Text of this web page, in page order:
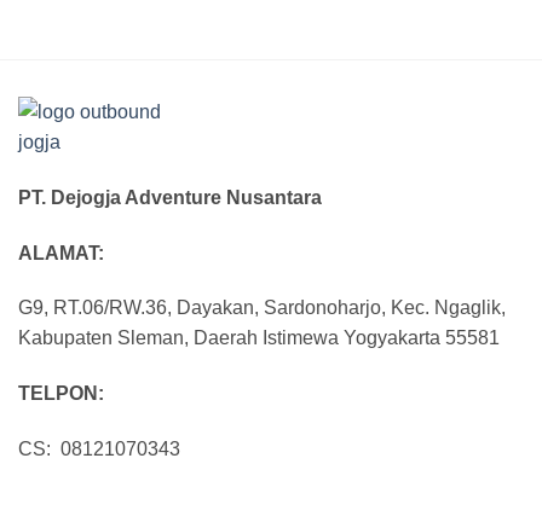
PT. Dejogja Adventure Nusantara
ALAMAT:
G9, RT.06/RW.36, Dayakan, Sardonoharjo, Kec. Ngaglik,
Kabupaten Sleman, Daerah Istimewa Yogyakarta 55581
TELPON:
CS: 08121070343